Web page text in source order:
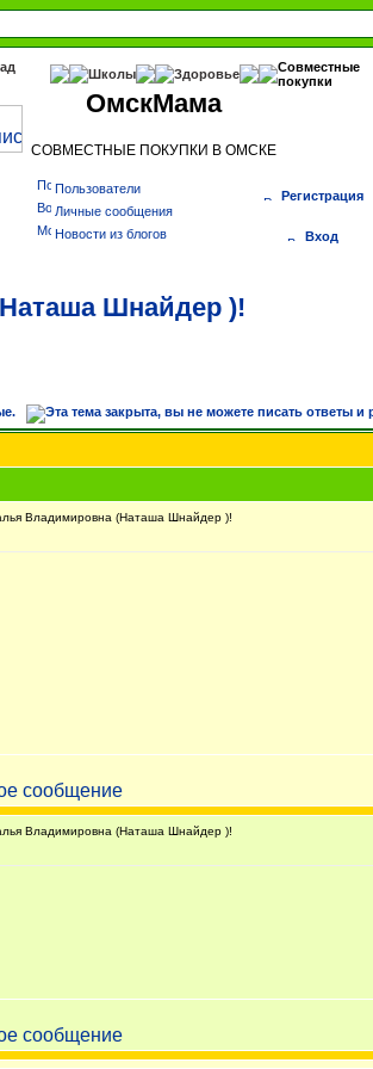
Школы Здоровье
Совместные
покупки
ОмскМама
СОВМЕСТНЫЕ ПОКУПКИ В ОМСКЕ
Пользователи
Личные сообщения
Новости из блогов
Регистрация
Вход
Шнайдер )!
Владимировна (Наташа Шнайдер )!
Владимировна (Наташа Шнайдер )!